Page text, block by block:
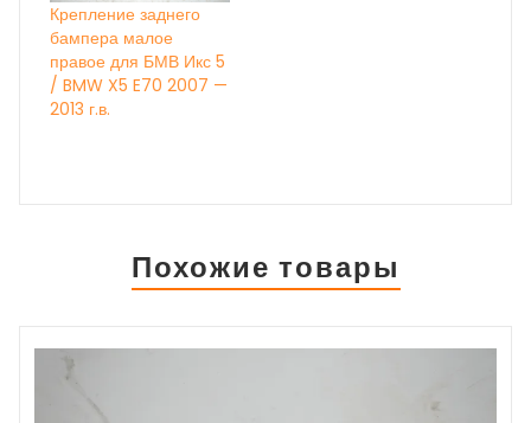
Крепление заднего
бампера малое
правое для БМВ Икс 5
/ BMW X5 E70 2007 —
2013 г.в.
Похожие товары